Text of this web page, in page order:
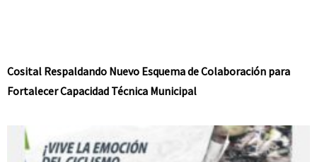
Cosital Respaldando Nuevo Esquema de Colaboración para
Fortalecer Capacidad Técnica Municipal